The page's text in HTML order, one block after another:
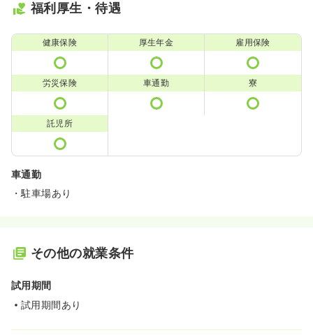
福利厚生・待遇
健康保険 厚生年金 雇用保険
労災保険 車通勤 寮
託児所
車通勤
・駐車場あり
その他の就業条件
試用期間
試用期間あり